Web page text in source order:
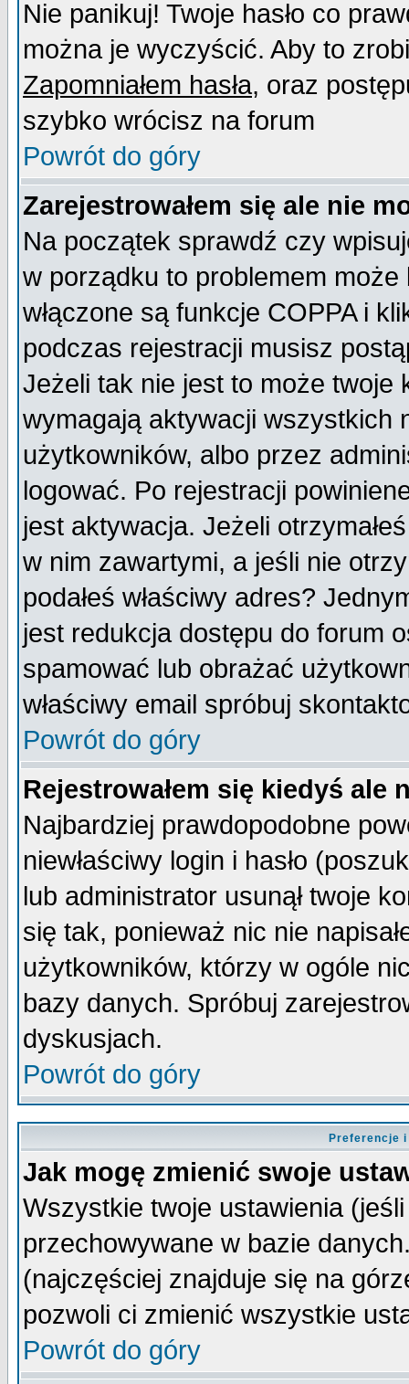
Nie panikuj! Twoje hasło co
można je wyczyścić. Aby to
Zapomniałem hasła, oraz
szybko wrócisz na forum
Powrót do góry
Zarejestrowałem się ale nie
Na początek sprawdź czy
w porządku to problemem
włączone są funkcje COPPA i
podczas rejestracji musisz
Jeżeli tak nie jest to może twoje
wymagają aktywacji wszystkich
użytkowników, albo przez
logować. Po rejestracji
jest aktywacja. Jeżeli
w nim zawartymi, a jeśli nie
podałeś właściwy adres?
jest redukcja dostępu do forum
spamować lub obrażać
właściwy email spróbuj
Powrót do góry
Rejestrowałem się kiedyś ale
Najbardziej prawdopodobne
niewłaściwy login i hasło
lub administrator usunął twoje
się tak, ponieważ nic nie
użytkowników, którzy w ogóle
bazy danych. Spróbuj
dyskusjach.
Powrót do góry
Preferencje
Jak mogę zmienić swoje
Wszystkie twoje ustawienia
przechowywane w bazie
(najczęściej znajduje się na
pozwoli ci zmienić wszystkie
Powrót do góry